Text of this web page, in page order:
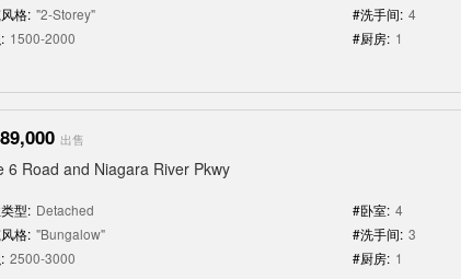
格: "2-Storey"
1500-2000
#洗手间: 4
#厨房: 1
出售
6 Road and Niagara River Pkwy
型: Detached
格: "Bungalow"
2500-3000
#卧室: 4
#洗手间: 3
#厨房: 1